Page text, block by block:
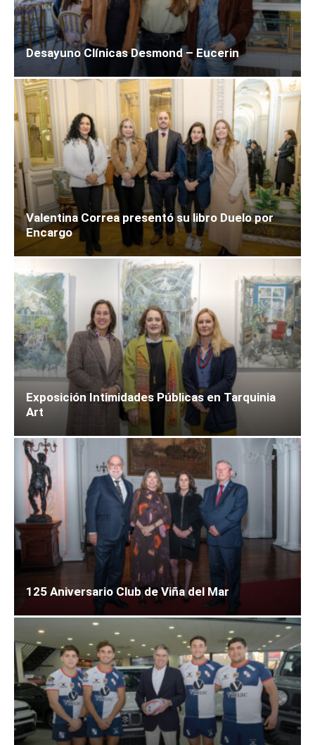
Desayuno Clínicas Desmond – Eucerin
Valentina Correa presentó su libro Duelo por
Encargo
Exposición Intimidades Públicas en Tarquinia
Art
125 Aniversario Club de Viña del Mar